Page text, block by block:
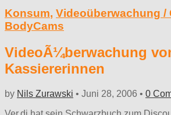
Konsum, Videoüberwachung /
BodyCams
VideoÃ¼berwachung
Kassiererinnen
by Nils Zurawski • Juni 28, 2006 • 0